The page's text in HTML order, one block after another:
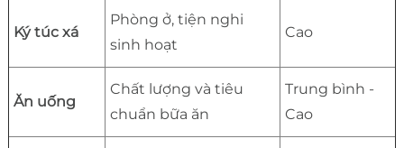
Ký túc xá
Phòng ở, tiện nghi
sinh hoạt
Cao
Ăn uống
Chất lượng và tiêu
chuẩn bữa ăn
Trung bình -
Cao